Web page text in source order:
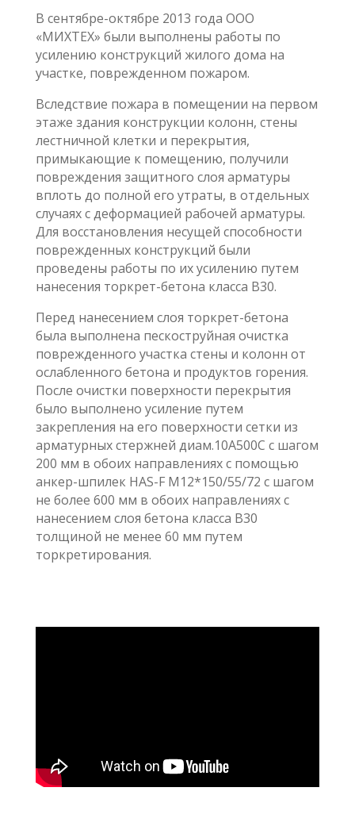
В сентябре-октябре 2013 года ООО
«МИХТЕХ» были выполнены работы по
усилению конструкций жилого дома на
участке, поврежденном пожаром.
Вследствие пожара в помещении на первом
этаже здания конструкции колонн, стены
лестничной клетки и перекрытия,
примыкающие к помещению, получили
повреждения защитного слоя арматуры
вплоть до полной его утраты, в отдельных
случаях с деформацией рабочей арматуры.
Для восстановления несущей способности
поврежденных конструкций были
проведены работы по их усилению путем
нанесения торкрет-бетона класса B30.
Перед нанесением слоя торкрет-бетона
была выполнена пескоструйная очистка
поврежденного участка стены и колонн от
ослабленного бетона и продуктов горения.
После очистки поверхности перекрытия
было выполнено усиление путем
закрепления на его поверхности сетки из
арматурных стержней диам.10А500С с шагом
200 мм в обоих направлениях с помощью
анкер-шпилек HAS-F M12*150/55/72 с шагом
не более 600 мм в обоих направлениях с
нанесением слоя бетона класса B30
толщиной не менее 60 мм путем
торкретирования.